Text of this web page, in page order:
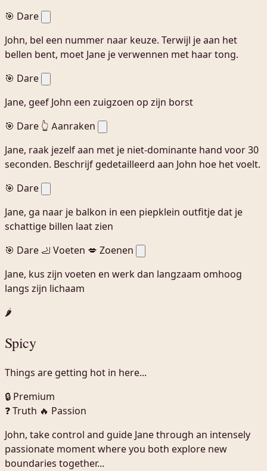
🎯 Dare
John, bel een nummer naar keuze. Terwijl je aan het
bellen bent, moet Jane je verwennen met haar tong.
🎯 Dare
Jane, geef John een zuigzoen op zijn borst
🎯 Dare 👆 Aanraken
Jane, raak jezelf aan met je niet-dominante hand voor 30
seconden. Beschrijf gedetailleerd aan John hoe het voelt.
🎯 Dare
Jane, ga naar je balkon in een piepklein outfitje dat je
schattige billen laat zien
🎯 Dare 🦶 Voeten 💋 Zoenen
Jane, kus zijn voeten en werk dan langzaam omhoog
langs zijn lichaam
🌶️
Spicy
Things are getting hot in here...
🔒 Premium
❓ Truth 🔥 Passion
John, take control and guide Jane through an intensely
passionate moment where you both explore new
boundaries together...